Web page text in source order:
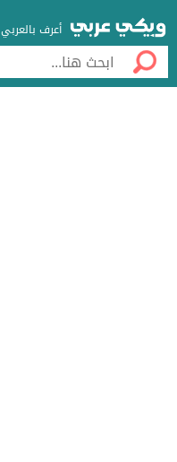
أعرف بالعربي